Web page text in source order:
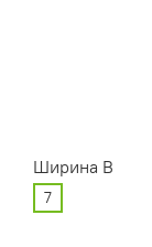
Ширина В
7